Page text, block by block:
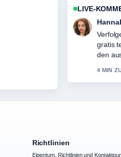
LIVE-
gratis
den
4 MIN
Richtlinien
Eigentum, Richtlinien und